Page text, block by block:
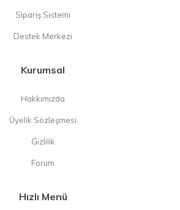
Sipariş Sistemi
Destek Merkezi
Kurumsal
Hakkımızda
Üyelik Sözleşmesi
Gizlilik
Forum
Hızlı Menü